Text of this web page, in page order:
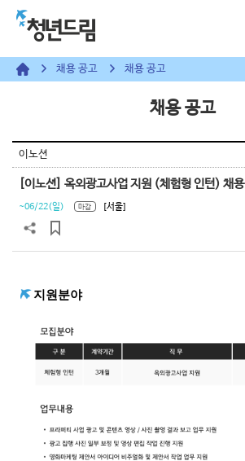
채용 공고 채용 공고
채용 공고
이노션
[이노션] 옥외광고사업 지원 (체험형 인턴) 채용
~06/22(일) 마감 [서울]
지원분야